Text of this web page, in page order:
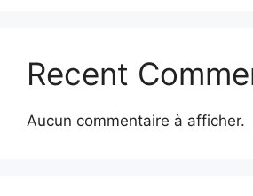
Recent
Aucun commentaire à afficher.